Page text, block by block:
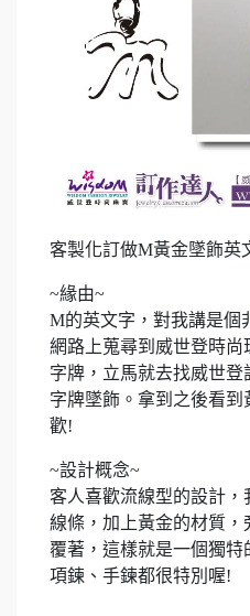
客製化訂做M黃金墜飾英
~緣由~
M的英文字，對我講是個
網路上蒐尋到威世登時
字牌，立馬就去找威世
字牌墜飾。拿到之後看
歡!
~設計概念~
客人喜歡流線型的設計
線條，加上黃金的材質
覆著，這樣就是一個獨
項鍊、手鍊都很特別喔!